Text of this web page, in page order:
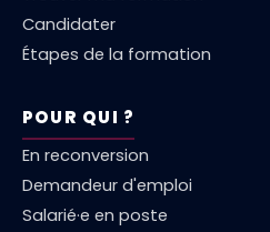
Candidater
Étapes de la formation
POUR QUI ?
En reconversion
Demandeur d'emploi
Salarié·e en poste